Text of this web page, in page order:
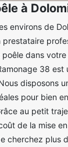
à
environs de
dans
38 est
disposons
pour bien
au petit
de la mise
cherchez plus